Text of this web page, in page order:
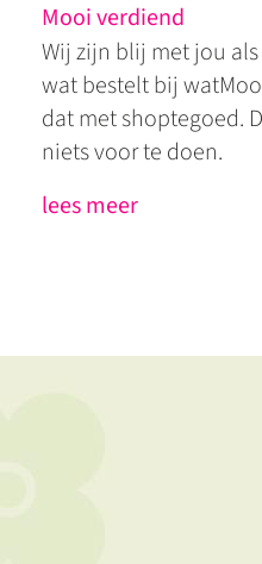
Mooi verdiend
Wij zijn blij met jou
wat bestelt bij
dat met shoptegoed.
niets voor te doen.
lees meer